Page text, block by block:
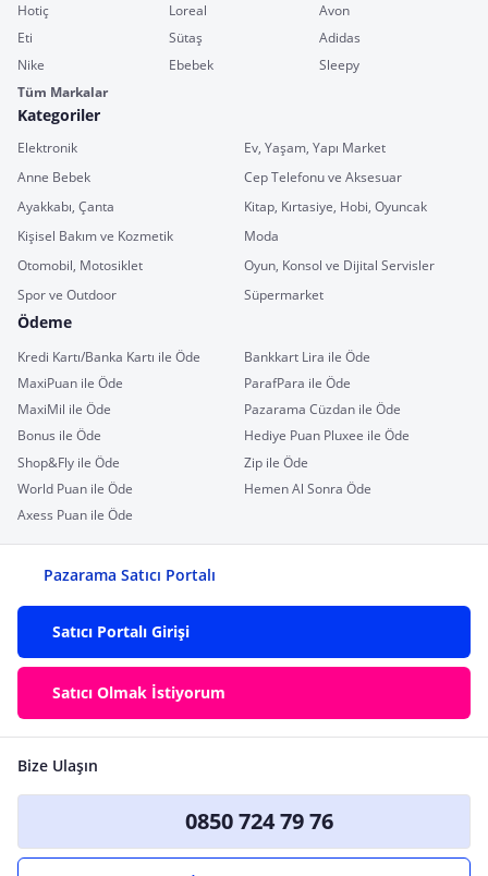
Hotiç
Loreal
Avon
Eti
Sütaş
Adidas
Nike
Ebebek
Sleepy
Tüm Markalar
Kategoriler
Elektronik
Ev, Yaşam, Yapı Market
Anne Bebek
Cep Telefonu ve Aksesuar
Ayakkabı, Çanta
Kitap, Kırtasiye, Hobi, Oyuncak
Kişisel Bakım ve Kozmetik
Moda
Otomobil, Motosiklet
Oyun, Konsol ve Dijital Servisler
Spor ve Outdoor
Süpermarket
Ödeme
Kredi Kartı/Banka Kartı ile Öde
Bankkart Lira ile Öde
MaxiPuan ile Öde
ParafPara ile Öde
MaxiMil ile Öde
Pazarama Cüzdan ile Öde
Bonus ile Öde
Hediye Puan Pluxee ile Öde
Shop&Fly ile Öde
Zip ile Öde
World Puan ile Öde
Hemen Al Sonra Öde
Axess Puan ile Öde
Pazarama Satıcı Portalı
Satıcı Portalı Girişi
Satıcı Olmak İstiyorum
Bize Ulaşın
0850 724 79 76